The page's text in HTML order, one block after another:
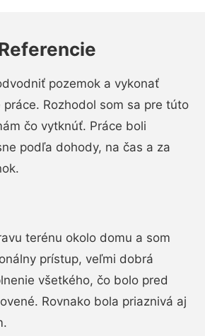
pozemok a vykonať
Rozhodol som sa pre túto
čo vytknúť. Práce boli
podľa dohody, na čas a za
terénu okolo domu a som
prístup, veľmi dobrá
všetkého, čo bolo pred
Rovnako bola priaznivá aj